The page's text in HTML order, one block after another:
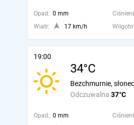
Opad: 0 mm
Wiatr:
17 km/h
19:00
34°C
Odczuwalna 37°C
Bezchmurnie,
Opad: 0 mm